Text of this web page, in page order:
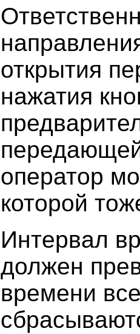
открытия
нажатия
оператор
которой
Интервал
должен
времени